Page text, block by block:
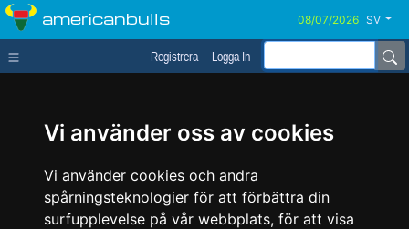
Vi använder oss av cookies
Vi använder cookies och andra
spårningsteknologier för att förbättra din
surfupplevelse på vår webbplats, för att visa
americanbulls SV
Registrera Logga In